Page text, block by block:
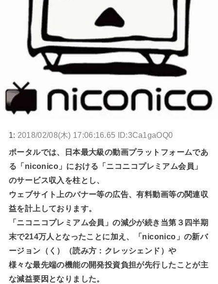
1: 2018/02/08(木) 17:06:16.65 ID:3Ca1gaOQ0
ポータルでは、日本最大級の動画プラットフォームであ
る「niconico」における「ニコニコプレミアム会員」
のサービス収入を柱とし、
ウェブサイト上のバナー等の広告、有料動画等の関連収
益を計上しております。
「ニコニコプレミアム会員」の減少が続き当第３四半期
末で214万人となったことに加え、「niconico」の新バ
ージョン（く）（読み方：クレッシェンド）や
様々な最先端の機能の開発投資負担が先行したことが主
な減益要因となりました。